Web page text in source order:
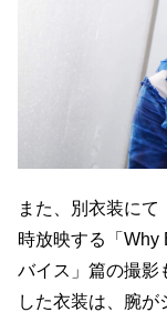
また、別衣装にて
時放映する「Why
バイス」篇の撮影
した衣装は、腕